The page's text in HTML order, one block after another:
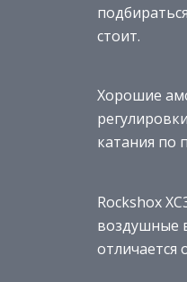
стоит.
Хорошие
катания по
Rockshox
воздушные
отличается